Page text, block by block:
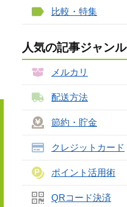
比較・特集
人気の記事ジャンル
メルカリ
配送方法
節約・貯金
クレジットカード
ポイント活用術
QRコード決済